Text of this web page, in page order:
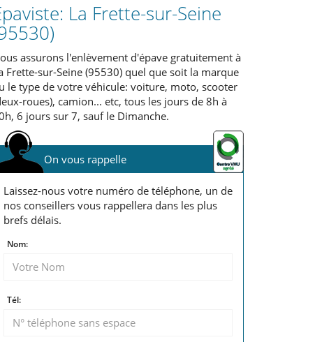
La Frette-sur-Seine
assurons l'enlèvement d'épave gratuitement à
Frette-sur-Seine (95530) quel que soit la marque
le type de votre véhicule: voiture, moto, scooter
roues), camion... etc, tous les jours de 8h à
6 jours sur 7, sauf le Dimanche.
On vous rappelle
Laissez-nous votre numéro de téléphone, un de
nos conseillers vous rappellera dans les plus
brefs délais.
Nom:
Tél: